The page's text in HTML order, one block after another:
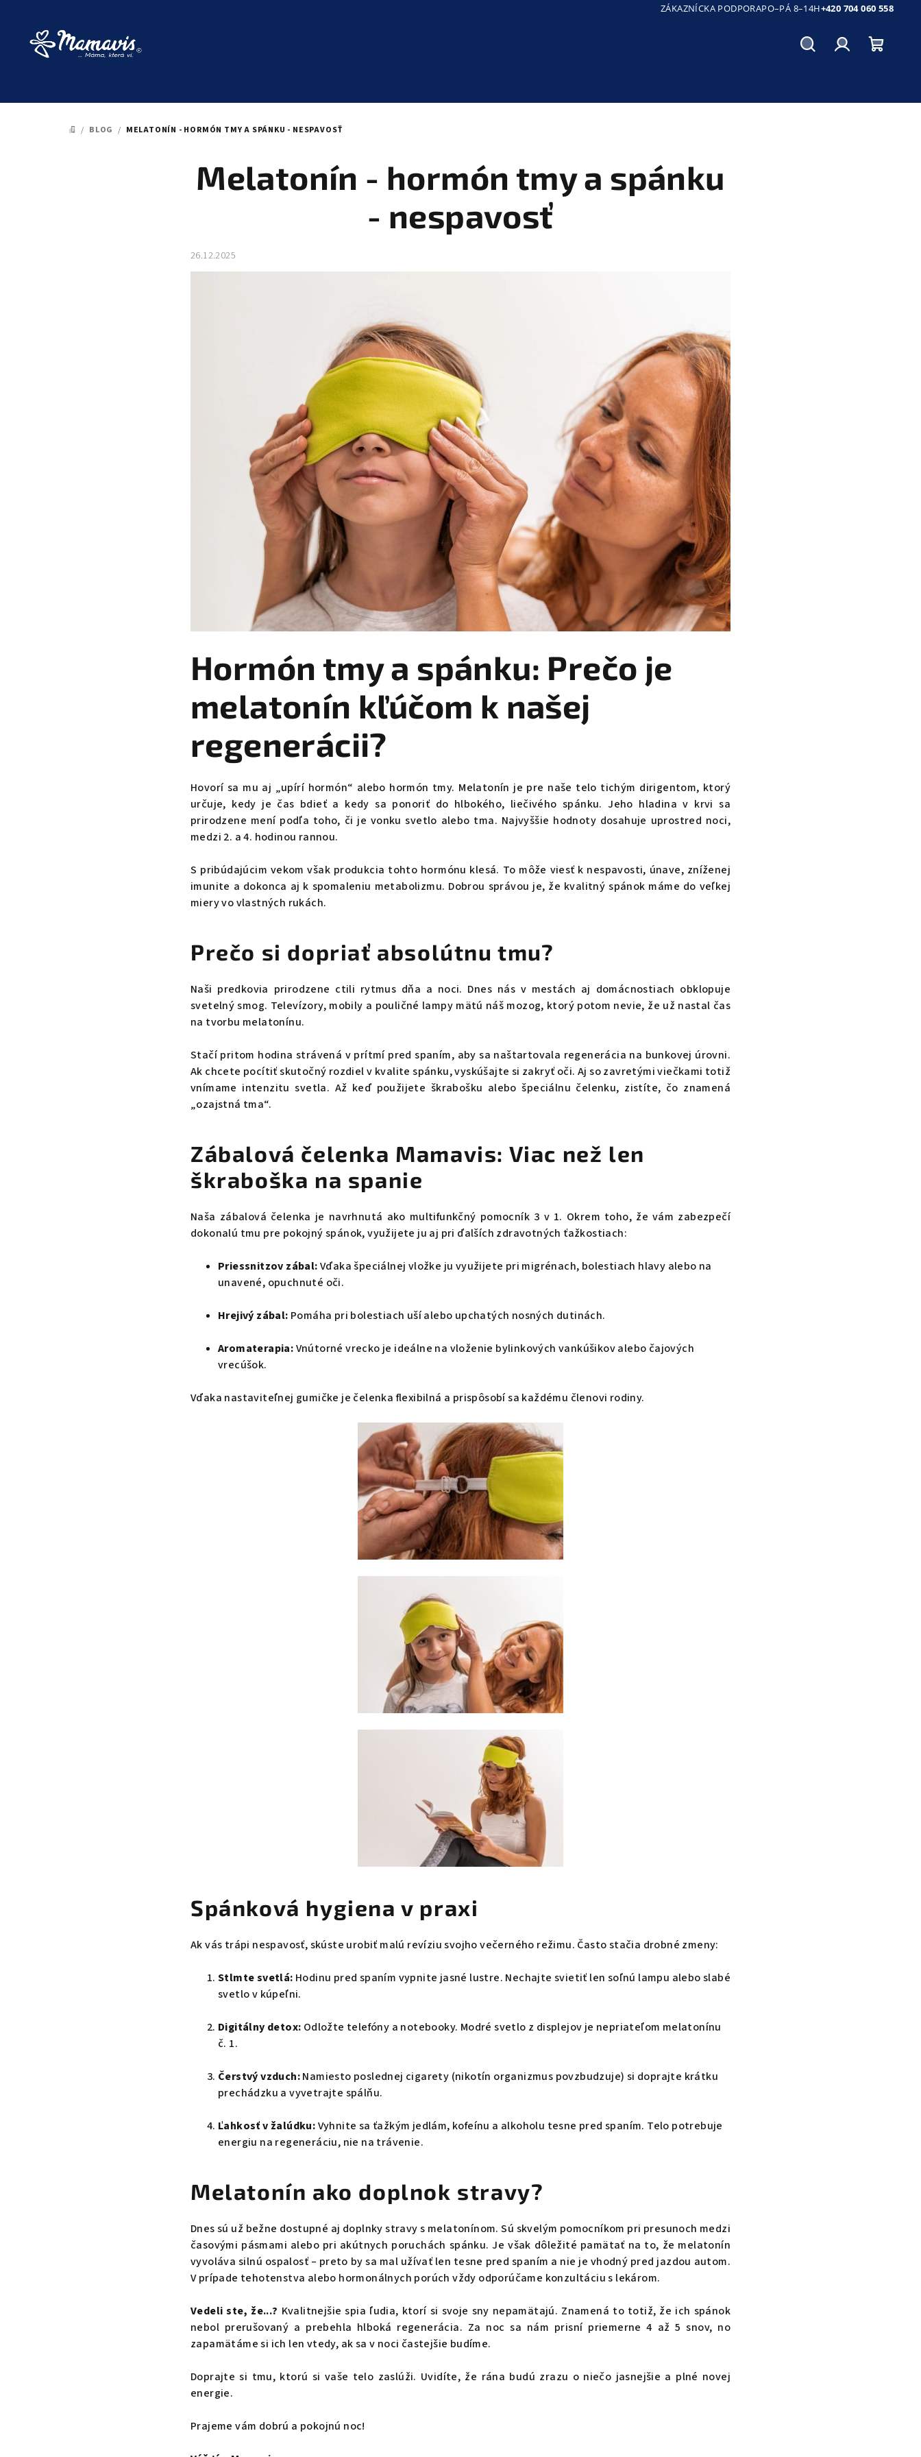
ZÁKAZNÍCKA PODPORAPO–PÁ 8–14H+420 704 060 558
košík
DOMOV
/ BLOG / MELATONÍN - HORMÓN TMY A SPÁNKU - NESPAVOSŤ
Melatonín - hormón tmy a spánku
- nespavosť
26.12.2025
Hormón tmy a spánku: Prečo je
melatonín kľúčom k našej
regenerácii?
Hovorí sa mu aj „upírí hormón“ alebo hormón tmy. Melatonín je pre naše telo tichým dirigentom, ktorý
určuje, kedy je čas bdieť a kedy sa ponoriť do hlbokého, liečivého spánku. Jeho hladina v krvi sa
prirodzene mení podľa toho, či je vonku svetlo alebo tma. Najvyššie hodnoty dosahuje uprostred noci,
medzi 2. a 4. hodinou rannou.
S pribúdajúcim vekom však produkcia tohto hormónu klesá. To môže viesť k nespavosti, únave, zníženej
imunite a dokonca aj k spomaleniu metabolizmu. Dobrou správou je, že kvalitný spánok máme do veľkej
miery vo vlastných rukách.
Prečo si dopriať absolútnu tmu?
Naši predkovia prirodzene ctili rytmus dňa a noci. Dnes nás v mestách aj domácnostiach obklopuje
svetelný smog. Televízory, mobily a pouličné lampy mätú náš mozog, ktorý potom nevie, že už nastal čas
na tvorbu melatonínu.
Stačí pritom hodina strávená v prítmí pred spaním, aby sa naštartovala regenerácia na bunkovej úrovni.
Ak chcete pocítiť skutočný rozdiel v kvalite spánku, vyskúšajte si zakryť oči. Aj so zavretými viečkami totiž
vnímame intenzitu svetla. Až keď použijete škrabošku alebo špeciálnu čelenku, zistíte, čo znamená
„ozajstná tma“.
Zábalová čelenka Mamavis: Viac než len
škraboška na spanie
Naša zábalová čelenka je navrhnutá ako multifunkčný pomocník 3 v 1. Okrem toho, že vám zabezpečí
dokonalú tmu pre pokojný spánok, využijete ju aj pri ďalších zdravotných ťažkostiach:
Priessnitzov zábal:Vďaka špeciálnej vložke ju využijete pri migrénach, bolestiach hlavy alebo na
unavené, opuchnuté oči.
Hrejivý zábal: Pomáha pri bolestiach uší alebo upchatých nosných dutinách.
Aromaterapia:Vnútorné vrecko je ideálne na vloženie bylinkových vankúšikov alebo čajových
vrecúšok.
Vďaka nastaviteľnej gumičke je čelenka flexibilná a prispôsobí sa každému členovi rodiny.
Spánková hygiena v praxi
Ak vás trápi nespavosť, skúste urobiť malú revíziu svojho večerného režimu. Často stačia drobné zmeny:
Stlmte svetlá: Hodinu pred spaním vypnite jasné lustre. Nechajte svietiť len soľnú lampu alebo slabé
svetlo v kúpeľni.
Digitálny detox: Odložte telefóny a notebooky. Modré svetlo z displejov je nepriateľom melatonínu
č. 1.
Čerstvý vzduch:Namiesto poslednej cigarety (nikotín organizmus povzbudzuje) si doprajte krátku
prechádzku a vyvetrajte spálňu.
Ľahkosť v žalúdku:Vyhnite sa ťažkým jedlám, kofeínu a alkoholu tesne pred spaním. Telo potrebuje
energiu na regeneráciu, nie na trávenie.
Melatonín ako doplnok stravy?
Dnes sú už bežne dostupné aj doplnky stravy s melatonínom. Sú skvelým pomocníkom pri presunoch medzi
časovými pásmami alebo pri akútnych poruchách spánku. Je však dôležité pamätať na to, že melatonín
vyvoláva silnú ospalosť – preto by sa mal užívať len tesne pred spaním a nie je vhodný pred jazdou autom.
V prípade tehotenstva alebo hormonálnych porúch vždy odporúčame konzultáciu s lekárom.
Vedeli ste, že...? Kvalitnejšie spia ľudia, ktorí si svoje sny nepamätajú. Znamená to totiž, že ich spánok
nebol prerušovaný a prebehla hlboká regenerácia. Za noc sa nám prisní priemerne 4 až 5 snov, no
zapamätáme si ich len vtedy, ak sa v noci častejšie budíme.
Doprajte si tmu, ktorú si vaše telo zaslúži. Uvidíte, že rána budú zrazu o niečo jasnejšie a plné novej
energie.
Prajeme vám dobrú a pokojnú noc!